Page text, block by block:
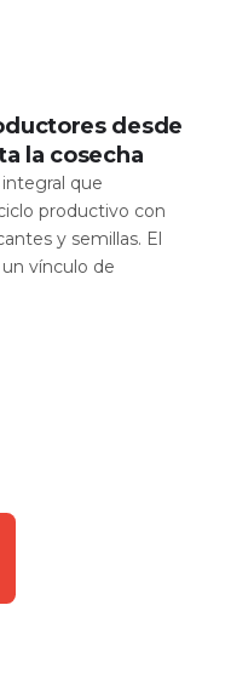
desde
la cosecha
que
productivo con
y semillas. El
vínculo de